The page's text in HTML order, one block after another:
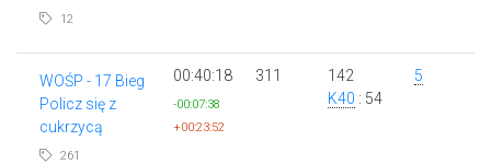
12
WOŚP - 17 Bieg
Policz się z
cukrzycą
261
00:40:18
-00:07:38
+00:23:52
311
142
K40 : 54
5